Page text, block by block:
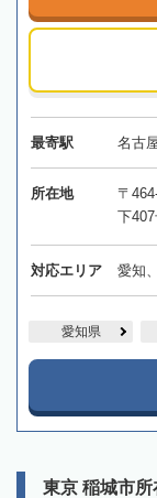
最寄駅 名古
所在地
〒
下
対応エリア 愛知
愛知県
東京 稲城市